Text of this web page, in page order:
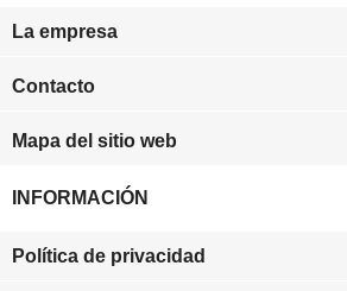
La empresa
Contacto
Mapa del sitio web
INFORMACIÓN
Política de privacidad